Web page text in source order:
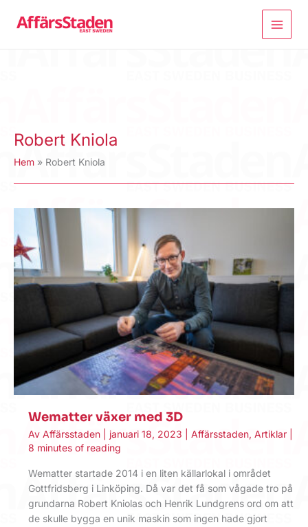
Robert Kniola
Hem Robert Kniola
Wematter växer med 3D
Av Affärsstaden januari 18, 2023 Affärsstaden, Artiklar
8 minutes of reading
Wematter startade 2014 i en liten källarlokal i området
Gottfridsberg i Linköping. Då var det få som vågade tro på
grundarna Robert Kniolas och Henrik Lundgrens ord om att
de skulle bygga en unik maskin som ingen hade gjort